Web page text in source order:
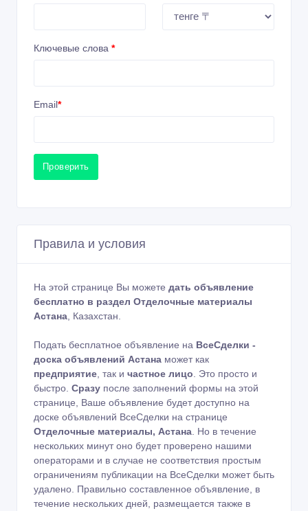
Ключевые слова *
Email*
Проверить
Правила и условия
На этой странице Вы можете дать объявление
бесплатно в раздел Отделочные материалы
Астана , Казахстан.
Подать бесплатное объявление на ВсеСделки -
доска объявлений Астана может как
предприятие , так и частное лицо . Это просто и
быстро. Сразу после заполнений формы на этой
странице, Ваше объявление будет доступно на
доске объявлений ВсеСделки на странице
Отделочные материалы, Астана . Но в течение
нескольких минут оно будет проверено нашими
операторами и в случае не соответствия простым
ограничениям публикации на ВсеСделки может быть
удалено. Правильно составленное объявление, в
течение нескольких дней, размещается также в